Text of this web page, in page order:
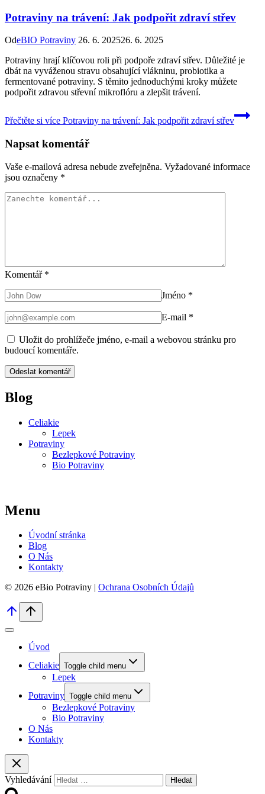
Potraviny na trávení: Jak podpořit zdraví střev
OdeBIO Potraviny 26. 6. 202526. 6. 2025
Potraviny hrají klíčovou roli při podpoře zdraví střev. Důležité je
dbát na vyváženou stravu obsahující vlákninu, probiotika a
fermentované potraviny. S těmito jednoduchými kroky můžete
podpořit zdravou střevní mikroflóru a zlepšit trávení.
Přečtěte si více Potraviny na trávení: Jak podpořit zdraví střev
Napsat komentář
Vaše e-mailová adresa nebude zveřejněna. Vyžadované informace
jsou označeny *
Komentář *
Jméno *
E-mail *
Uložit do prohlížeče jméno, e-mail a webovou stránku pro
budoucí komentáře.
Blog
Celiakie
Lepek
Potraviny
Bezlepkové Potraviny
Bio Potraviny
Menu
Úvodní stránka
Blog
O Nás
Kontakty
© 2026 eBio Potraviny | Ochrana Osobních Údajů
Úvod
Celiakie Toggle child menu
Lepek
Potraviny Toggle child menu
Bezlepkové Potraviny
Bio Potraviny
O Nás
Kontakty
Vyhledávání